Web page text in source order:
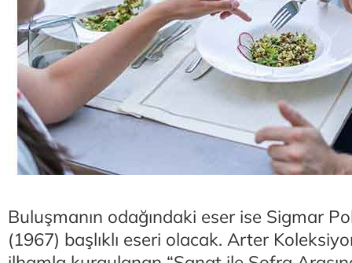
Buluşmanın odağındaki eser ise Sigmar
(1967) başlıklı eseri olacak. Arter